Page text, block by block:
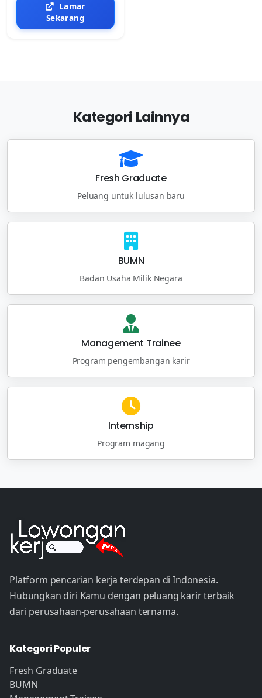
Lamar
Sekarang
Kategori Lainnya
Fresh Graduate
Peluang untuk lulusan baru
BUMN
Badan Usaha Milik Negara
Management Trainee
Program pengembangan karir
Internship
Program magang
Platform pencarian kerja terdepan di Indonesia.
Hubungkan diri Kamu dengan peluang karir terbaik
dari perusahaan-perusahaan ternama.
Kategori Populer
Fresh Graduate
BUMN